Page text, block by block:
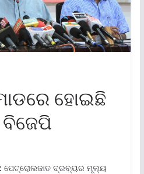
ହୋଇଛି
ପେଟ୍ରୋଲଜାତ ଦ୍ରବ୍ୟର ମୂଲ୍ୟ